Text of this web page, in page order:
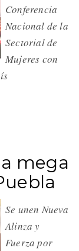
Conferencia
Nacional de la
Sectorial de
Mujeres con
mega
Se unen Nueva
Alinza y
Fuerza por